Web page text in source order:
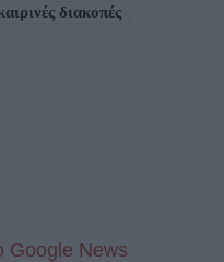
διακοπές
Google News